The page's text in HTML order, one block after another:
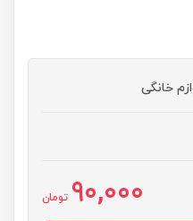
خانگی
90,000 تومان